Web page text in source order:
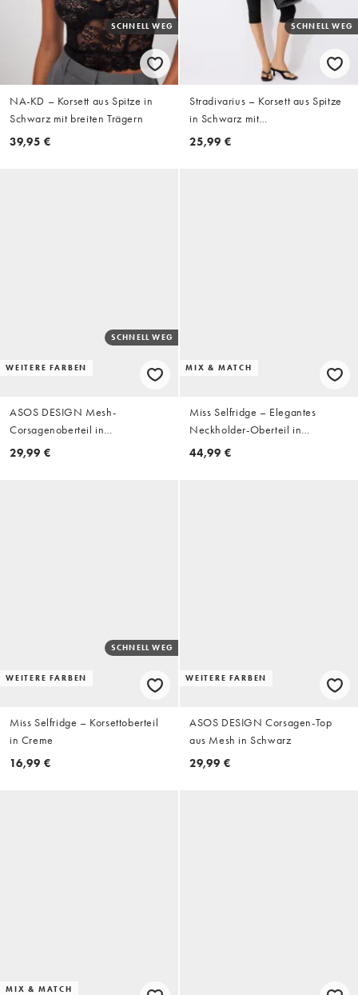
SCHNELL WEG
NA-KD – Korsett aus Spitze in
Schwarz mit breiten Trägern
39,95 €
SCHNELL WEG
Stradivarius – Korsett aus Spitze
in Schwarz mit
Versstärkungsstäbchen
25,99 €
WEITERE FARBEN
SCHNELL WEG
ASOS DESIGN Mesh-
Corsagenoberteil in
Schokobraun
29,99 €
MIX & MATCH
Miss Selfridge – Elegantes
Neckholder-Oberteil in
Pilzbraun, Kombiteil
44,99 €
WEITERE FARBEN
SCHNELL WEG
Miss Selfridge – Korsettoberteil
in Creme
16,99 €
WEITERE FARBEN
ASOS DESIGN Corsagen-Top
aus Mesh in Schwarz
29,99 €
MIX & MATCH